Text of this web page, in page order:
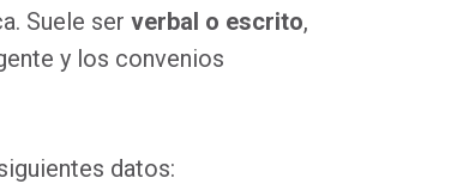
Suele ser verbal o escrito,
y los convenios
datos: